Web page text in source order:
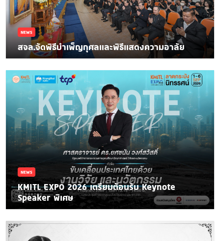
NEWS
สจล.จัดพิธีบำเพ็ญกุศลและพิธีแสดงความอาลัย
NEWS
KMITL EXPO 2026 เตรียมต้อนรับ Keynote
Speaker พิเศษ